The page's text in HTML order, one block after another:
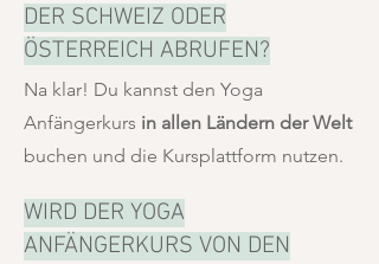
DER SCHWEIZ ODER
ÖSTERREICH ABRUFEN?
Na klar! Du kannst den Yoga
Anfängerkurs in allen Ländern der Welt
buchen und die Kursplattform nutzen.
WIRD DER YOGA
ANFÄNGERKURS VON DEN